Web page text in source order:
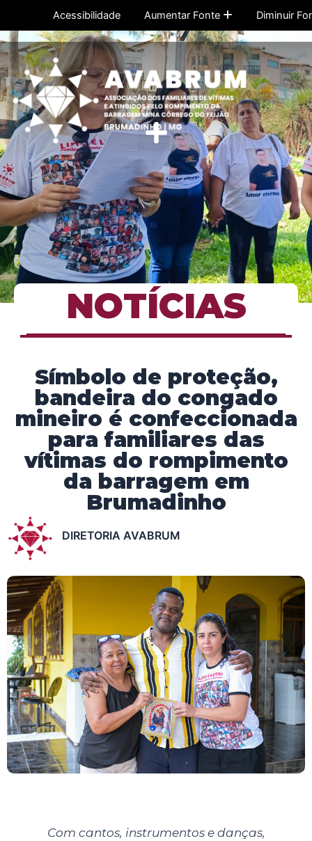
o
conteúdo
Acessibilidade Aumentar Fonte Diminuir
Menu
NOTÍCIAS
Símbolo de proteção,
bandeira do congado
mineiro é confeccionada
para familiares das
vítimas do rompimento
da barragem em
Brumadinho
DIRETORIA AVABRUM
Com cantos, instrumentos e danças,